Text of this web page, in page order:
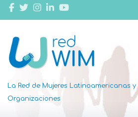
La Red de Mujeres Latinoamericanas
Organizaciones